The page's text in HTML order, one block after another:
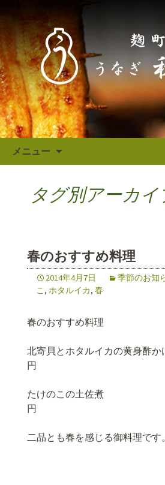
東京（麹町／半
秋本からのお知ら
東京（麹町／半蔵門
らのお知らせ
メニュー
タグ別アーカイ
春のおすすめ料理
2014年4月7日 季節のお知
こ , ホタルイカ, 春
春のおすすめ料理
北寄貝とホタルイカの黄
円
たけのこの土佐
円
二品とも春を感じる御料理です。